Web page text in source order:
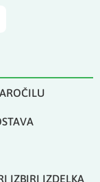
IZBIRI IZDELKA